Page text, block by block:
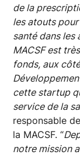
de la
les atouts
santé dans les
MACSF est
fonds, aux
cette startup
service de la
responsable
la MACSF. “
notre mission